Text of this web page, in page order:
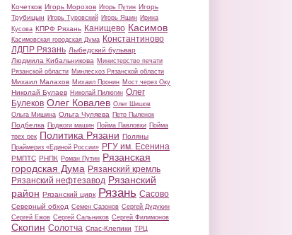
Кочетков Игорь Морозов Игорь Путин Игорь
Трубицын Игорь Туровский Игорь Яшин Ирина
Кусова КПРФ Рязань Канищево Касимов
Касимовская городская Дума Константиново
ЛДПР Рязань Лыбедский бульвар
Людмила Кибальникова Министерство печати
Рязанской области Минлесхоз Рязанской области
Михаил Малахов Михаил Пронин Мост через Оку
Николай Булаев Николай Пилюгин Олег
Булеков Олег Ковалев Олег Шишов
Ольга Мишина Ольга Чуляева Петр Пыленок
Подбелка Поджоги машин Пойма Павловки Пойма
трех рек Политика Рязани Поляны
Праймериз «Единой России» РГУ им. Есенина
РМПТС РНПК Роман Путин Рязанская
городская Дума Рязанский кремль
Рязанский нефтезавод Рязанский
район Рязанский цирк Рязань Сасово
Северный обход Семен Сазонов Сергей Дудукин
Сергей Ежов Сергей Сальников Сергей Филимонов
Скопин Солотча Спас-Клепики ТРЦ